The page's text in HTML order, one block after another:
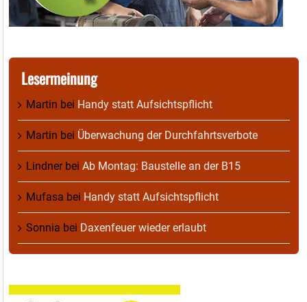
Lesermeinung
Martin bei Handy statt Aufsichtspflicht
Martin bei Überwachung der Durchfahrtsverbote
Lindnerbei Ab Montag: Baustelle an der B15
Mufasa bei Handy statt Aufsichtspflicht
Sonnia bei Daxenfeuer wieder erlaubt